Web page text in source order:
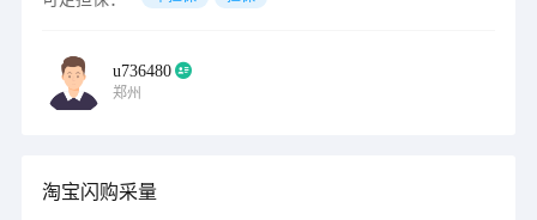
u736480
郑州
淘宝闪购采量